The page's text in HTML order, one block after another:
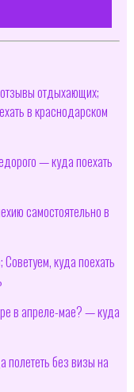
отдыхающих;
в краснодарском
— куда поехать
самостоятельно в
куда поехать
в апреле-мае? — куда
без визы на